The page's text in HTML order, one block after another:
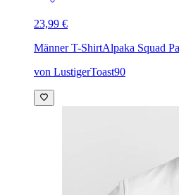
23,99 €
Männer T-ShirtAlpaka Squad
von LustigerToast90